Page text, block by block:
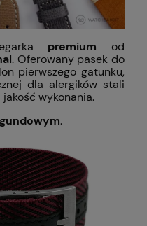
premium od
. Oferowany pasek do
pierwszego gatunku,
dla alergików stali
wykonania.
.